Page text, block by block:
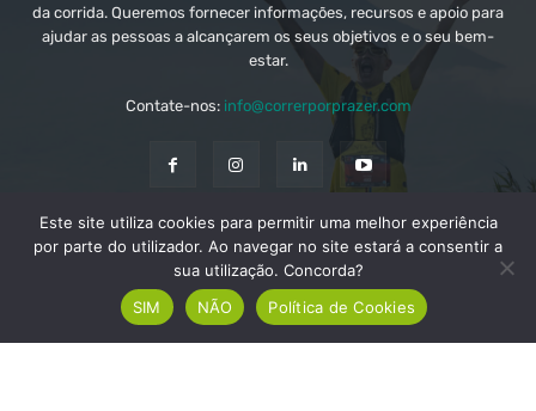
da corrida. Queremos fornecer informações, recursos e apoio para
ajudar as pessoas a alcançarem os seus objetivos e o seu bem-
estar.
Contate-nos: info@correrporprazer.com
FICHA TÉCNICA MEDIA KIT PUBLICIDADE
ADICIONAR PROVA
Este site utiliza cookies para permitir uma melhor experiência
por parte do utilizador. Ao navegar no site estará a consentir a
sua utilização. Concorda?
SIM
NÃO Política de Cookies